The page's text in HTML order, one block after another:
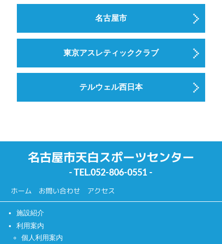
名古屋市
東京アスレティッククラブ
テルウェル西日本
名古屋市天白スポーツセンター
- TEL.052-806-0551 -
ホーム お問い合わせ アクセス
施設紹介
利用案内
個人利用案内